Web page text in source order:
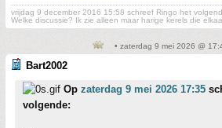
vrijdag 9 december 2016 15:58 schreef Ringo het
Welke discussie? Ik zie alleen maar harige kerels die
• zaterdag 9 mei 2026 @
Bart2002
Op zaterdag 9 mei 2026 17:35
volgende: